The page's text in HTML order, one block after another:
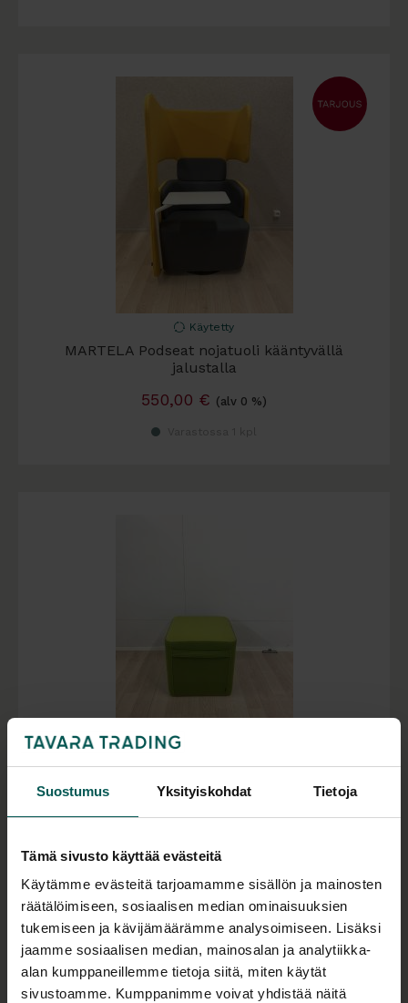
Suostumus Yksityiskohdat Tietoja
Tämä sivusto käyttää evästeitä
Käytämme evästeitä tarjoamamme sisällön ja mainosten
räätälöimiseen, sosiaalisen median ominaisuuksien
tukemiseen ja kävijämäärämme analysoimiseen. Lisäksi
jaamme sosiaalisen median, mainosalan ja analytiikka-
alan kumppaneillemme tietoja siitä, miten käytät
sivustoamme. Kumppanimme voivat yhdistää näitä
Käytetty
MARTELA Podseat nojatuoli kääntyvällä
jalustalla
550,00 € (alv 0 %)
Käytetty
MARTELA Bit rahi
100,00€(alv 0 %)
Varastossa 2 kpl (